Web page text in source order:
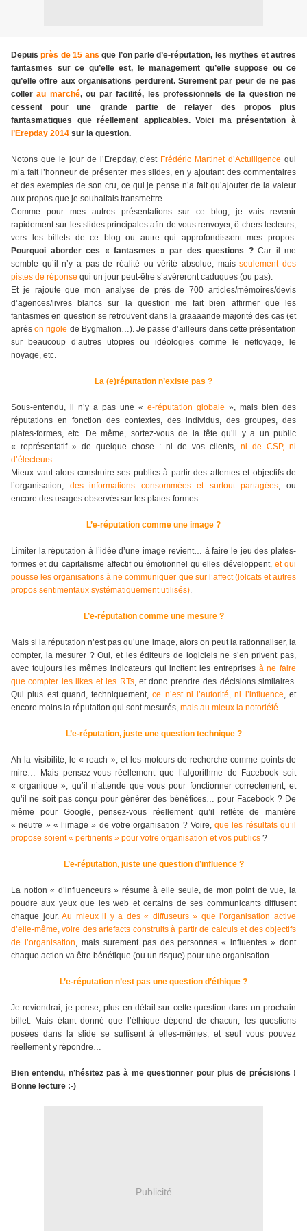
Depuisprès de 15 ans que l’on parle d’e-réputation, les mythes et autres
fantasmes sur ce qu’elle est, le management qu’elle suppose ou ce
qu’elle offre aux organisations perdurent. Surement par peur de ne pas
collerau marché, ou par facilité, les professionnels de la question ne
cessent pour une grande partie de relayer des propos plus
fantasmatiques que réellement applicables. Voici ma présentation à
l’Erepday 2014 sur la question.
Notons que le jour de l’Erepday, c’est Frédéric Martinet d’Actulligence qui
m’a fait l’honneur de présenter mes slides, en y ajoutant des commentaires
et des exemples de son cru, ce qui je pense n’a fait qu’ajouter de la valeur
aux propos que je souhaitais transmettre.
Comme pour mes autres présentations sur ce blog, je vais revenir
rapidement sur les slides principales afin de vous renvoyer, ô chers lecteurs,
vers les billets de ce blog ou autre qui approfondissent mes propos.
Pourquoi aborder ces « fantasmes » par des questions ?Car il me
semble qu’il n’y a pas de réalité ou vérité absolue, maisseulement des
pistes de réponse qui un jour peut-être s’avéreront caduques (ou pas).
Et je rajoute que mon analyse de près de 700 articles/mémoires/devis
d’agences/livres blancs sur la question me fait bien affirmer que les
fantasmes en question se retrouvent dans la graaaande majorité des cas (et
aprèson rigole de Bygmalion…). Je passe d’ailleurs dans cette présentation
sur beaucoup d’autres utopies ou idéologies comme le nettoyage, le
noyage, etc.
La (e)réputation n’existe pas ?
Sous-entendu, il n’y a pas une « e-réputation globale », mais bien des
réputations en fonction des contextes, des individus, des groupes, des
plates-formes, etc. De même, sortez-vous de la tête qu’il y a un public
« représentatif » de quelque chose : ni de vos clients, ni de CSP, ni
d’électeurs…
Mieux vaut alors construire ses publics à partir des attentes et objectifs de
l’organisation, des informations consommées et surtout partagées, ou
encore des usages observés sur les plates-formes.
L’e-réputation comme une image ?
Limiter la réputation à l’idée d’une image revient… à faire le jeu des plates-
formes et du capitalisme affectif ou émotionnel qu’elles développent, et qui
pousse les organisations à ne communiquer que sur l’affect (lolcats et autres
propos sentimentaux systématiquement utilisés).
L’e-réputation comme une mesure ?
Mais si la réputation n’est pas qu’une image, alors on peut la rationnaliser, la
compter, la mesurer ? Oui, et les éditeurs de logiciels ne s’en privent pas,
avec toujours les mêmes indicateurs qui incitent les entreprises à ne faire
que compter les likes et les RTs, et donc prendre des décisions similaires.
Qui plus est quand, techniquement,ce n’est ni l’autorité, ni l’influence, et
encore moins la réputation qui sont mesurés, mais au mieux la notoriété…
L’e-réputation, juste une question technique ?
Ah la visibilité, le « reach », et les moteurs de recherche comme points de
mire… Mais pensez-vous réellement que l’algorithme de Facebook soit
« organique », qu’il n’attende que vous pour fonctionner correctement, et
qu’il ne soit pas conçu pour générer des bénéfices… pour Facebook ? De
même pour Google, pensez-vous réellement qu’il reflète de manière
« neutre » « l’image » de votre organisation ? Voire,que les résultats qu’il
propose soient « pertinents » pour votre organisation et vos publics ?
L’e-réputation, juste une question d’influence ?
La notion « d’influenceurs » résume à elle seule, de mon point de vue, la
poudre aux yeux que les web et certains de ses communicants diffusent
chaque jour.Au mieux il y a des « diffuseurs » que l’organisation active
d’elle-même, voire des artefacts construits à partir de calculs et des objectifs
de l’organisation, mais surement pas des personnes « influentes » dont
chaque action va être bénéfique (ou un risque) pour une organisation…
L’e-réputation n’est pas une question d’éthique ?
Je reviendrai, je pense, plus en détail sur cette question dans un prochain
billet. Mais étant donné que l’éthique dépend de chacun, les questions
posées dans la slide se suffisent à elles-mêmes, et seul vous pouvez
réellement y répondre…
Bien entendu, n’hésitez pas à me questionner pour plus de précisions !
Bonne lecture :-)
Publicité